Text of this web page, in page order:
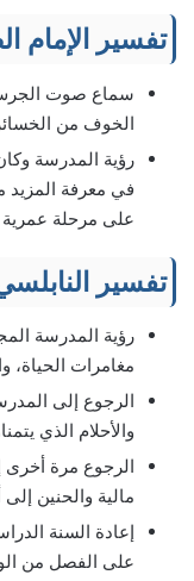
تفسير الإمام
سماع صوت الجرس
الخوف من
رؤية المدرسة
في معرفة المزيد
على مرحلة
تفسير
رؤية المدرسة
مغامرات الحياة،
الرجوع إلى
والأحلام الذي
الرجوع مرة أخرى
مالية والحنين إلى
إعادة السنة
على الفصل من